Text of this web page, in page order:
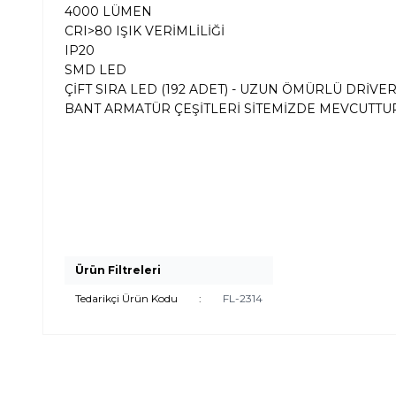
4000 LÜMEN
CRI>80 IŞIK VERİMLİLİĞİ
IP20
SMD LED
ÇİFT SIRA LED (192 ADET) - UZUN ÖMÜRLÜ DRİVER
BANT ARMATÜR ÇEŞİTLERİ SİTEMİZDE
Ürün Filtreleri
Tedarikçi Ürün Kodu : FL-2314